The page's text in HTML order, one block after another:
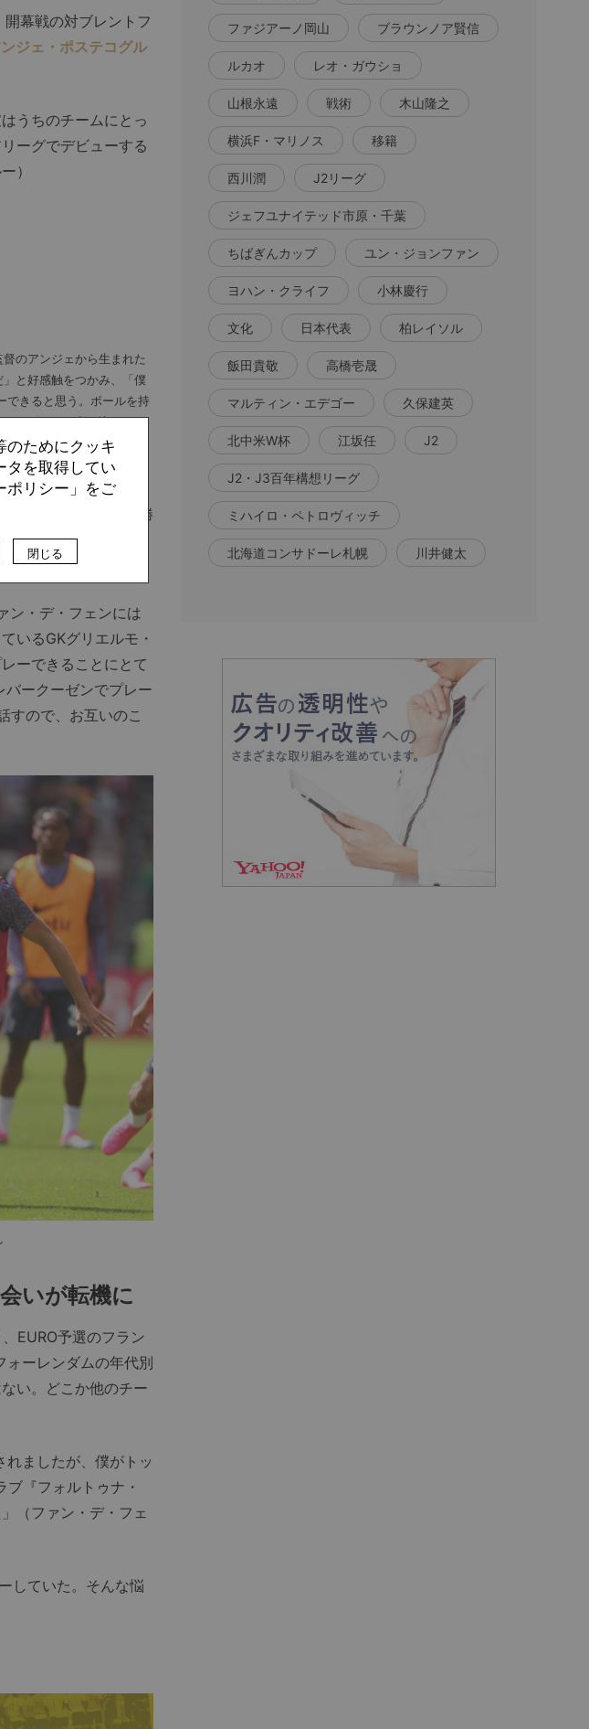
幕戦の対ブレントフ
ジェ・ポステコグル
うちのチームにとっ
ーグでデビューする
）
のアンジェから生まれた
と好感触をつかみ、「僕
できると思う。ボールを持
タビューで意気込んでい
ロメロと息のあっ
でカバーしながら6勝
公式戦全試合（リ
ン・デ・フェンには
いるGKグリエルモ・
ーできることにとて
バークーゼンでプレー
すので、お互いのこ
いが転機に
EURO予選のフラン
ーレンダムの年代別
い。どこか他のチー
ましたが、僕がトッ
『フォルトゥナ・
（ファン・デ・フェ
していた。そんな悩
ファジアーノ岡山 ブラウンノア賢信
ルカオ レオ・ガウショ
山根永遠 戦術 木山隆之
横浜F・マリノス 移籍
西川潤 J2リーグ
ジェフユナイテッド市原・千葉
ちばぎんカップ ユン・ジョンファン
ヨハン・クライフ 小林慶行
文化 日本代表 柏レイソル
飯田貴敬 高橋壱晟
マルティン・エデゴー 久保建英
北中米W杯 江坂任 J2
J2・J3百年構想リーグ
ミハイロ・ペトロヴィッチ
北海道コンサドーレ札幌 川井健太
のためにクッキ
タを取得してい
ポリシー」をご
閉じる